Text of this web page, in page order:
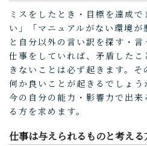
ミスをしたとき・目標を達成
い」「マニュアルがない環境
と自分以外の言い訳を探す・言
仕事をしていれば、矛盾した
きないことは必ず起きます。
何か良いことが起きるでしょ
今の自分の能力・影響力で出
る方を求めます。
仕事は与えられるものと考える